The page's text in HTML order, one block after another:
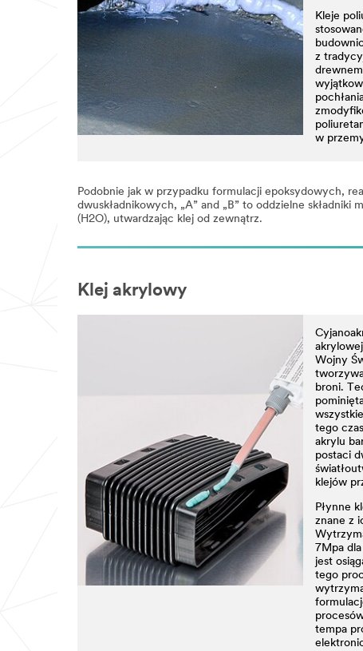
Kleje
z
w
Podobnie jak w przypadku formulacji epoksydowych,
dwuskładnikowych, „A” and „B” to oddzielne
(H2O), utwardzając klej od zewnątrz.
Klej akrylowy
Wojny
broni.
tego
akrylu
postaci
klejów
Płynne
znane z
7Mpa
jest
tego
tempa